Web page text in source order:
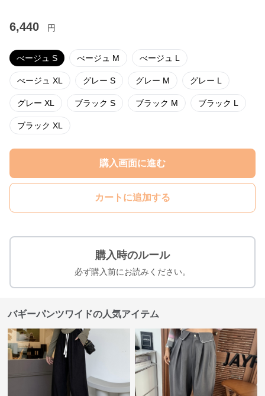
6,440 円
べージュ S べージュ M べージュ L
べージュ XL グレー S グレー M グレー L
グレー XL ブラック S ブラック M ブラック L
ブラック XL
購入画面に進む
カートに追加する
購入時のルール
必ず購入前にお読みください。
バギーパンツワイドの人気アイテム